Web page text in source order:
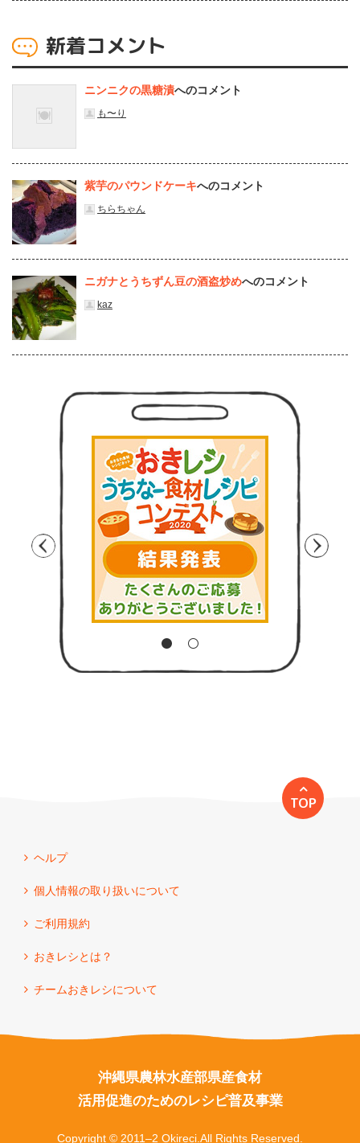
新着コメント
ニンニクの黒糖漬へのコメント
も〜り
紫芋のパウンドケーキへのコメント
ちらちゃん
ニガナとうちずん豆の酒盗炒めへのコメント
kaz
TOP
ヘルプ
個人情報の取り扱いについて
ご利用規約
おきレシとは？
チームおきレシについて
沖縄県農林水産部県産食材
活用促進のためのレシピ普及事業
Copyright © 2011–2 Okireci.All Rights Reserved.